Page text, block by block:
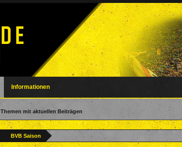
BVB Saison
Themen mit aktuellen Beiträgen
Informationen